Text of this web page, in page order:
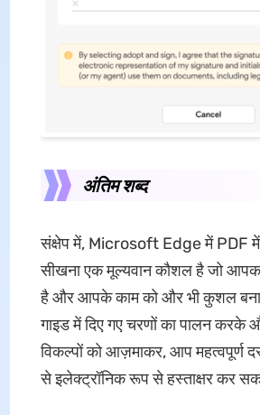
अंतिम शब्द
संक्षेप में, Microsoft Edge में PDF में
सीखना एक मूल्यवान कौशल है जो
है और आपके काम को और भी कुशल
गाइड में दिए गए चरणों का पालन करके
विकल्पों को आज़माकर, आप महत्वपूर्ण
से इलेक्ट्रॉनिक रूप से हस्ताक्षर कर